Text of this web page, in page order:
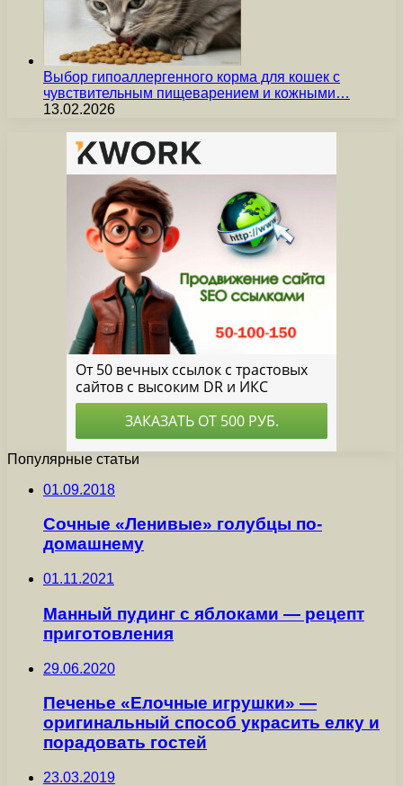
Выбор гипоаллергенного корма для кошек с
чувствительным пищеварением и кожными…
13.02.2026
Популярные статьи
01.09.2018
Сочные «Ленивые» голубцы по-
домашнему
01.11.2021
Манный пудинг с яблоками — рецепт
приготовления
29.06.2020
Печенье «Елочные игрушки» —
оригинальный способ украсить елку и
порадовать гостей
23.03.2019